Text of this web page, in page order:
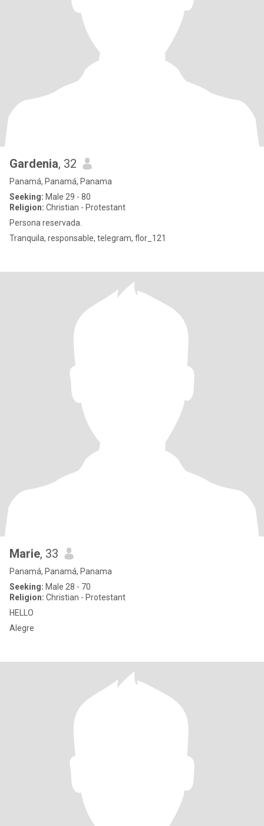
Gardenia, 32
Panamá, Panamá, Panama
Seeking: Male 29 - 80
Religion: Christian - Protestant
Persona reservada.
Tranquila, responsable, telegram, flor_121
Marie, 33
Panamá, Panamá, Panama
Seeking: Male 28 - 70
Religion: Christian - Protestant
HELLO
Alegre